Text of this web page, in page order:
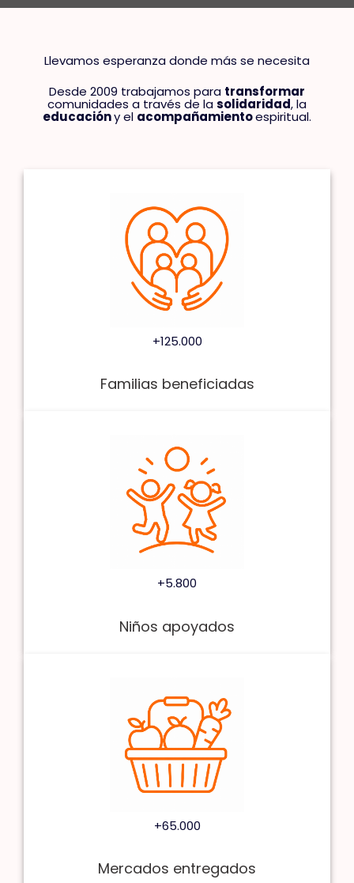
Llevamos esperanza donde más se necesita
Desde 2009 trabajamos para transformar
comunidades a través de lasolidaridad, la
educacióny el acompañamientoespiritual.
+125.000
Familias beneficiadas
+5.800
Niños apoyados
+65.000
Mercados entregados